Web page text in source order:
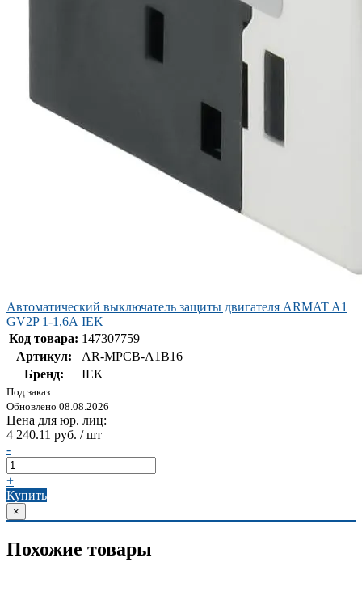
Автоматический выключатель защиты двигателя ARMAT A1
GV2P 1-1,6А IEK
Код товара: 147307759
Артикул:
AR-MPCB-A1B16
Бренд:
IEK
Под заказ
Обновлено 08.08.2026
Цена для юр. лиц:
4 240.11 руб. / шт
-
+
Купить
×
Похожие товары